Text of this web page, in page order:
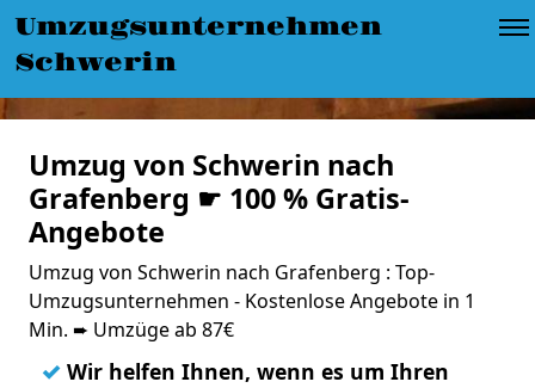
Umzugsunternehmen
Schwerin
Umzug von Schwerin nach
Grafenberg ☛ 100 % Gratis-
Angebote
Umzug von Schwerin nach Grafenberg : Top-
Umzugsunternehmen - Kostenlose Angebote in 1
Min. ➨ Umzüge ab 87€
✓ Wir helfen Ihnen, wenn es um Ihren